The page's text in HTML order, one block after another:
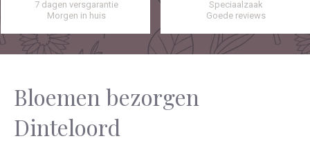
7 dagen versgarantie
Morgen in huis
Speciaalzaak
Goede reviews
Bloemen bezorgen
Dinteloord